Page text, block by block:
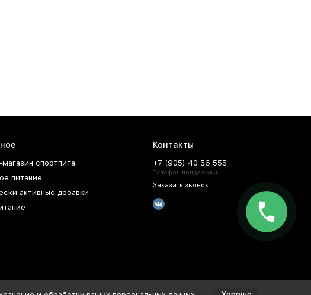
спортпита
питание
активные добавки
Контакты
+7 (905) 40 56 555
Телефон поддержки
Заказать звонок